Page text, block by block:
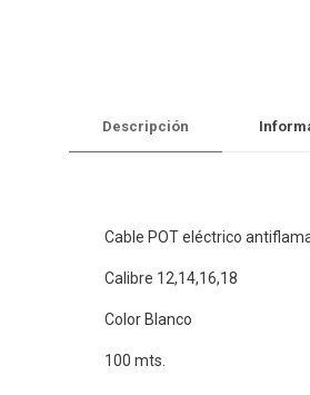
Descripción
Cable POT eléctrico
Calibre 12,14,16,18
Color Blanco
100 mts.